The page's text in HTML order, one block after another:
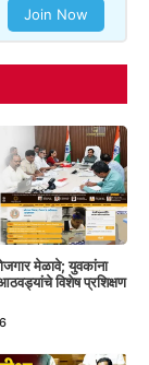
Join Now
मेळावे; युवकांना
विशेष प्रशिक्षण